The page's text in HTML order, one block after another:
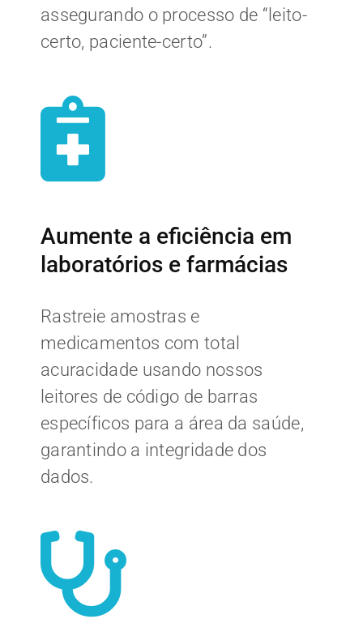
assegurando o processo de “leito-
certo, paciente-certo”.
Aumente a eficiência em
laboratórios e farmácias
Rastreie amostras e
medicamentos com total
acuracidade usando nossos
leitores de código de barras
específicos para a área da saúde,
garantindo a integridade dos
dados.